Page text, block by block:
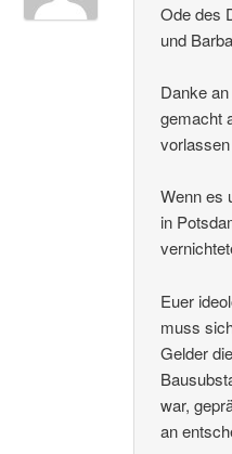
Ode des
und
Danke
gemacht
Wenn es
in
Euer
muss
Gelder
war,
an